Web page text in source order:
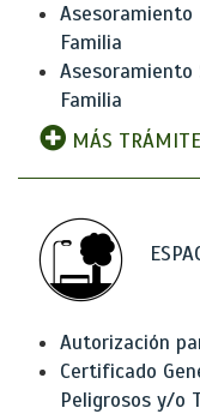
Asesoramiento
Familia
Asesoramiento
Familia
MÁS
Autorización
Certificado
Peligrosos y/o